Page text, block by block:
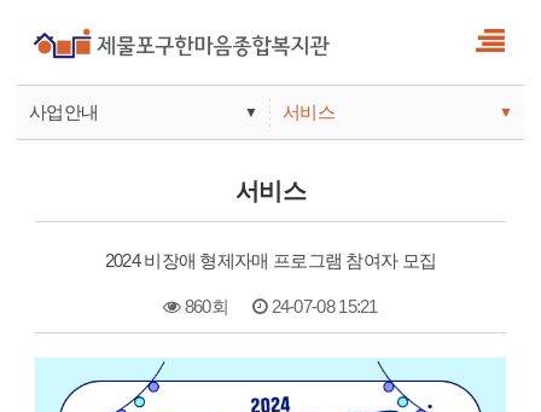
사업안내 ▼
기관안내
서비스 ▼
서비스
서비스
2024 비장애 형제자매 프로그램 참여자 모집
860회 24-07-08 15:21
본문